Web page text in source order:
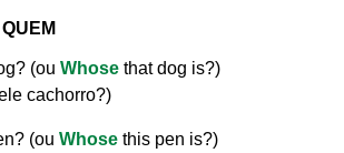
(ouWhose that dog is?)
cachorro?)
(ouWhose this pen is?)